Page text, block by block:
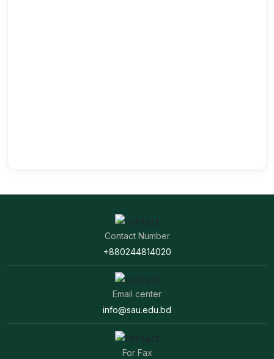
Contact Number
+880244814020
Email center
info@sau.edu.bd
For Fax